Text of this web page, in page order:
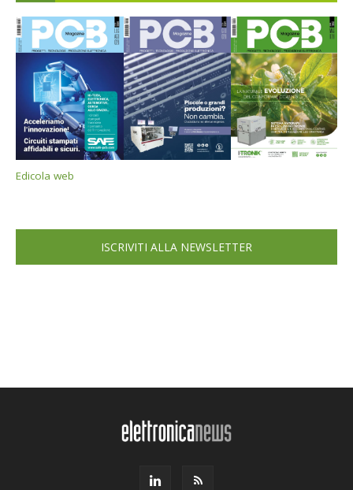
Edicola web
ISCRIVITI ALLA NEWSLETTER